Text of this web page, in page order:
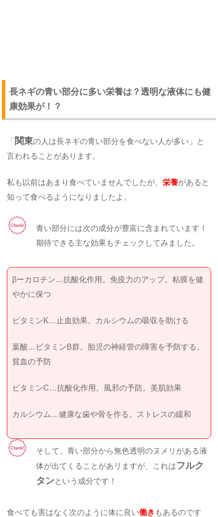
長ネギの青い部分に多い栄養は？透明な液体にも健
康効果が！？
「 関東の人は長ネギの青い部分を食べない人が多い」と
言われることがあります。
私も以前はあまり食べていませんでしたが、栄養があると
知って食べるようになりましたよ。
青い部分には次の成分が豊富に含まれています！
期待できる主な効果もチェックしてみました。
βーカロチン…抗酸化作用。免疫力のアップ。粘膜を健
やかに保つ
ビタミンK…止血効果。カルシウムの吸収を助ける
葉酸…ビタミンB群。胎児の神経管の障害を予防する。
貧血の予防
ビタミンC…抗酸化作用。風邪の予防。美肌効果
カルシウム…健康な歯や骨を作る。ストレスの緩和
そして、青い部分から無色透明のヌメリがある液
体が出てくることがあリますが、これはフルク
タン という成分です！
食べても害はなく次のように体に良い働き もあるのです